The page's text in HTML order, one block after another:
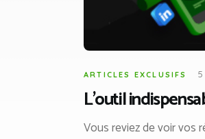
ARTICLES EXCLUSIFS 5
L’outil
Vous reviez de voir vos